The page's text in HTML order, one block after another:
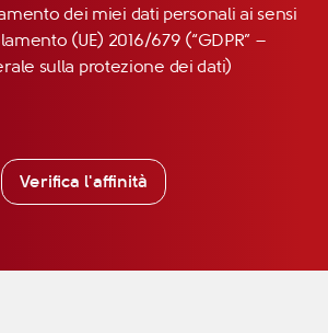
dei miei dati personali ai sensi
(UE) 2016/679 (“GDPR” –
sulla protezione dei dati)
Verifica l'affinità